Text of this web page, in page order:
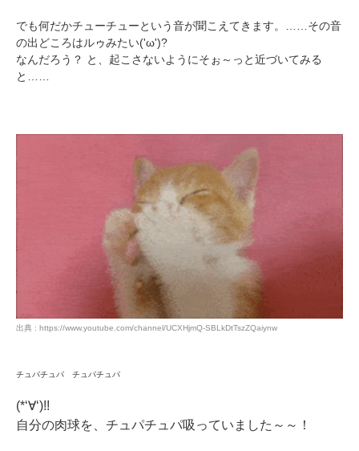
でも何だかチューチューという音が聞こえてきます。……その音
の出どころはルゥみたい('ω')?
なんだろう？ と、起こさないようにそぉ～っと近づいてみる
と……
出典 : https://www.youtube.com/channel/UCXHjmQ-SBLkDtTszZQaiynw
チュパチュパ チュパチュパ
(*‘∀‘)!!
自分の肉球を、チュパチュパ吸っていました～～！